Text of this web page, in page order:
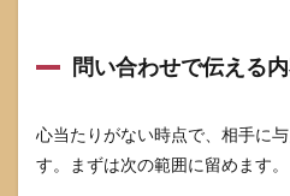
書は
「請
を確
認す
問い合わせで伝える
心当たりがない時点で、相手に
す。まずは次の範囲に留めます。